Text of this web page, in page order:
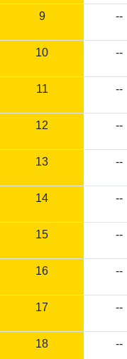
9 --
10 --
11 --
12 --
13 --
14 --
15 --
16 --
17 --
18 --